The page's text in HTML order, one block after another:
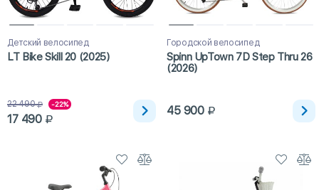
Детский велосипед
LT Bike Skill 20 (2025)
22 490 -22%
17 490
Городской велосипед
Spinn UpTown 7D Step Thru 26
(2026)
45 900